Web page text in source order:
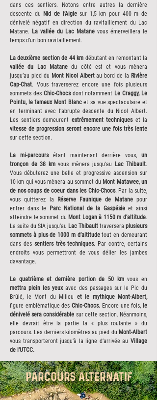
dans ces sentiers. Notons entre autres la dernière
descente du Nid de l’Aiglesur 1,5 km pour 400 m de
dénivelé négatif en direction du ravitaillement du Lac
Matane. La vallée du Lac Matane vous émerveillera le
temps d’un bon ravitaillement.
La deuxième section de 44 km débutant en remontant la
vallée du Lac Matane du côté est et vous mènera
jusqu’au pied du Mont Nicol Albertau bord de la Rivière
Cap-Chat. Vous traverserez encore une fois plusieurs
sommets des Chic-Chocsdont notamment Le Craggy, Le
Pointu, le fameux Mont Blancet sa vue spectaculaire et
en terminant avec l’abrupte descente du Nicol Albert.
Les sentiers demeurent extrêmement techniqueset la
vitesse de progression seront encore une fois très lente
sur cette section.
La mi-parcoursétant maintenant derrière vous,un
tronçon de 38 kmvous mènera jusqu’au Lac Thibault.
Vous débuterez une belle et progressive ascension sur
10 km qui vous mènera au sommet du Mont Matawee,un
de nos coups de coeur dans les Chic-Chocs. Par la suite,
vous quitterez la
Réserve Faunique de Matanepour
entrer dans le
Parc National de la Gaspésieet ainsi
atteindre le sommet du Mont Logan à 1150 m d’altitude.
La suite du SIA jusqu’au Lac Thibault traversera plusieurs
sommets à plus de 1000 m d’altitudetout en demeurant
dans des sentiers très techniques. Par contre, certains
endroits vous permettront de vous délier les jambes
davantage.
Le quatrième et dernière portion de 50 kmvous en
mettra plein les yeuxavec des passages sur le Pic du
Brûlé, le Mont du Milieu et le mythique Mont-Albert,
figure emblématique desChic-Chocs. Encore une fois, le
dénivelé sera considérable sur cette section. Néanmoins,
elle devrait être la partie la « plus roulante » du
parcours. Les derniers kilomètres au pied du Mont-Albert
vous transporteront jusqu’à la ligne d’arrivée au Village
de l’UTCC.
PARCOURS ALTERNATIF